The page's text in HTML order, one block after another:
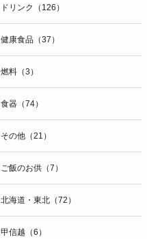
ドリンク（126）
健康食品（37）
燃料（3）
食器（74）
その他（21）
ご飯のお供（7）
北海道・東北（72）
甲信越（6）